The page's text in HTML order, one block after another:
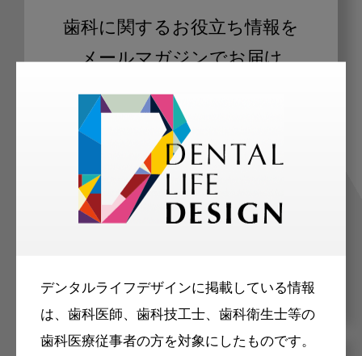
デンタルライフデザインに掲載している情報
は、歯科医師、歯科技工士、歯科衛生士等の
歯科医療従事者の方を対象にしたものです。
歯科に関するお役立ち情報を
メールマガジンでお届け
ご登録いただいた職種（歯科医師、歯
科衛生士、歯科技工士）に合わせた内
容のメールマガジンをお届けします。